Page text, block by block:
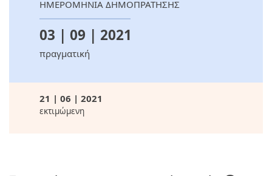
ΗΜΕΡΟΜΗΝΙΑ ΔΗΜΟΠΡΑΤΗΣΗΣ
03 | 09 | 2021
πραγματική
21 | 06 | 2021
εκτιμώμενη